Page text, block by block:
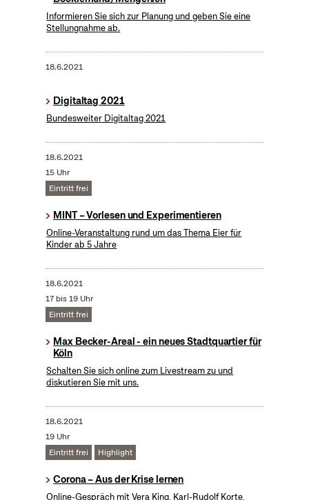
Informieren Sie sich zur Planung und geben Sie eine
Stellungnahme ab.
18.6.2021
Digitaltag 2021
Bundesweiter Digitaltag 2021
18.6.2021
15 Uhr
Eintritt frei
MINT – Vorlesen und Experimentieren
Online-Veranstaltung rund um das Thema Eier für
Kinder ab 5 Jahre
18.6.2021
17 bis 19 Uhr
Eintritt frei
Max Becker-Areal - ein neues Stadtquartier für
Köln
Schalten Sie sich online zum Livestream zu und
diskutieren Sie mit uns.
18.6.2021
19 Uhr
Eintritt frei
Highlight
Corona – Aus der Krise lernen
Online-Gespräch mit Vera King, Karl-Rudolf Korte,